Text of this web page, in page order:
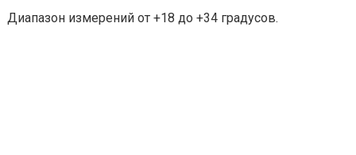
Диапазон измерений от +18 до +34 градусов.